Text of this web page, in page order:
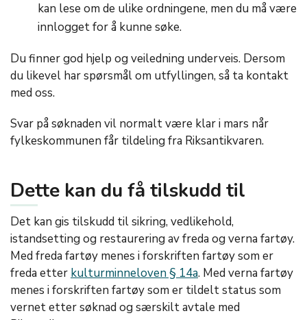
kan lese om de ulike ordningene, men du må være
innlogget for å kunne søke.
Du finner god hjelp og veiledning underveis. Dersom
du likevel har spørsmål om utfyllingen, så ta kontakt
med oss.
Svar på søknaden vil normalt være klar i mars når
fylkeskommunen får tildeling fra Riksantikvaren.
Dette kan du få tilskudd til
Det kan gis tilskudd til sikring, vedlikehold,
istandsetting og restaurering av freda og verna fartøy.
Med freda fartøy menes i forskriften fartøy som er
freda etter kulturminneloven § 14a. Med verna fartøy
menes i forskriften fartøy som er tildelt status som
vernet etter søknad og særskilt avtale med